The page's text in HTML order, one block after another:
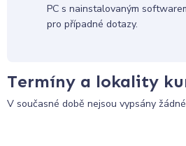
PC s nainstalovaným
pro případné dotazy.
Termíny a lokality
V současné době nejsou vypsány